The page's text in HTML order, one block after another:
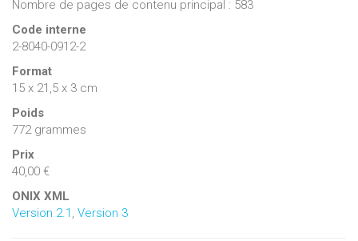
Nombre de pages de contenu principal : 583
Code interne
2-8040-0912-2
Format
15 x 21,5 x 3 cm
Poids
772 grammes
Prix
40,00 €
ONIX XML
Version 2.1 Version 3